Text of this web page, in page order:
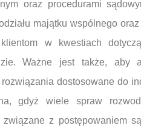
oraz procedurami
majątku wspólnego
w kwestiach
Ważne jest także, aby
dostosowane do
gdyż wiele spraw
z postępowaniem